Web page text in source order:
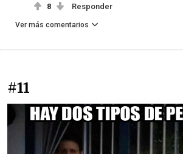
8 Responder
Ver más comentarios
#11